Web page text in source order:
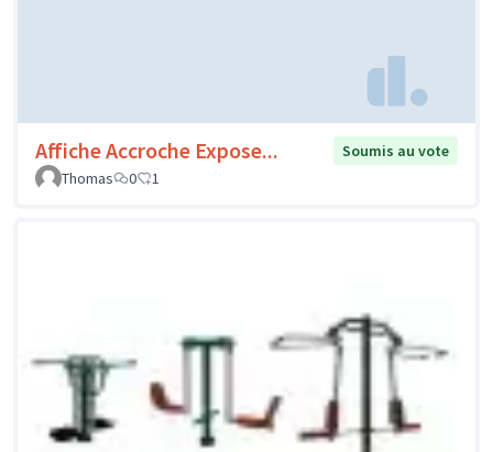
Affiche Accroche Expose...
Soumis au vote
Thomas
0 1